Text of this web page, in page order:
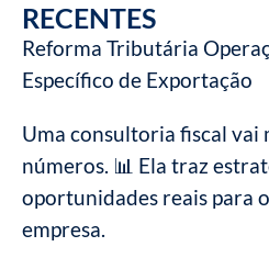
RECENTES
Reforma Tributária
Específico de Exportação
Uma consultoria fiscal vai
números. 📊 Ela traz
oportunidades reais para
empresa.